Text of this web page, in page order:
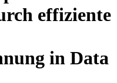
effiziente
in Data